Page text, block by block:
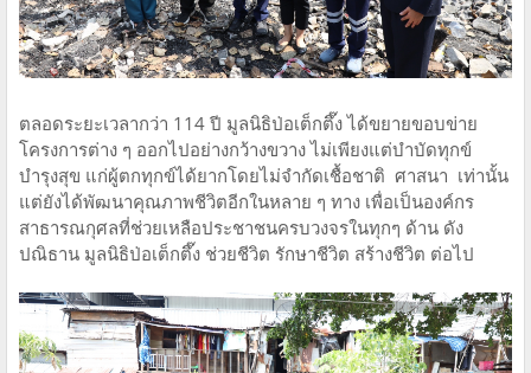
ตลอดระยะเวลากว่า 114 ปี มูลนิธิป่อเต็กตึ๊ง ได้ขยายขอบข่าย
โครงการต่าง ๆ ออกไปอย่างกว้างขวาง ไม่เพียงแต่บำบัดทุกข์
บำรุงสุข แก่ผู้ตกทุกข์ได้ยากโดยไม่จำกัดเชื้อชาติ ศาสนา เท่านั้น
แต่ยังได้พัฒนาคุณภาพชีวิตอีกในหลาย ๆ ทาง เพื่อเป็นองค์กร
สาธารณกุศลที่ช่วยเหลือประชาชนครบวงจรในทุกๆ ด้าน ดัง
ปณิธาน มูลนิธิป่อเต็กตึ๊ง ช่วยชีวิต รักษาชีวิต สร้างชีวิต ต่อไป